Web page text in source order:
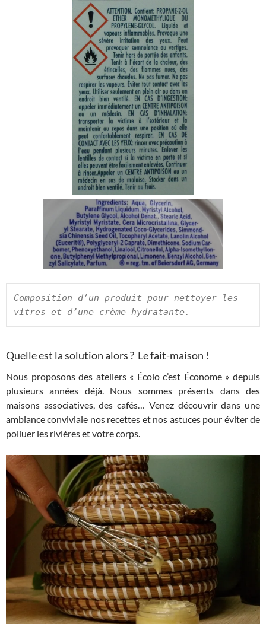
Composition d’un produit pour nettoyer les
vitres et d’une crème hydratante.
Quelle est la solution alors ? Le fait-maison !
Nous proposons des ateliers « Écolo c’est Économe » depuis
plusieurs années déjà. Nous sommes présents dans des
maisons associatives, des cafés… Venez découvrir dans une
ambiance conviviale nos recettes et nos astuces pour éviter de
polluer les rivières et votre corps.